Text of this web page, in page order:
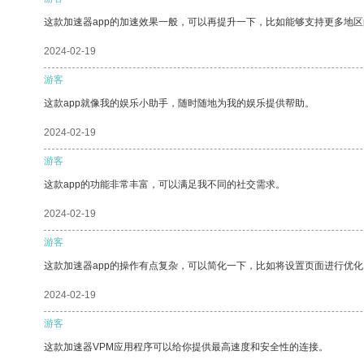
这款加速器app的加速效果一般，可以再提升一下，比如能够支持更多地区
2024-02-19
游客
这款app就像我的娱乐小助手，随时随地为我的娱乐提供帮助。
2024-02-19
游客
这款app的功能非常丰富，可以满足我不同的社交需求。
2024-02-19
游客
这款加速器app的操作有点复杂，可以简化一下，比如将设置页面进行优化
2024-02-19
游客
这款加速器VPM应用程序可以给你提供最高速度和安全性的连接。